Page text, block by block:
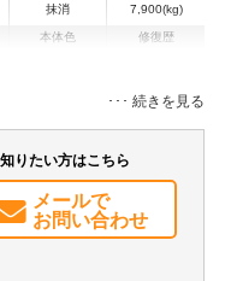
抹消 7,900(kg)
本体色 修復歴
エアバッグ ETC
りたい方はこちら
メールで
お問い合わせ